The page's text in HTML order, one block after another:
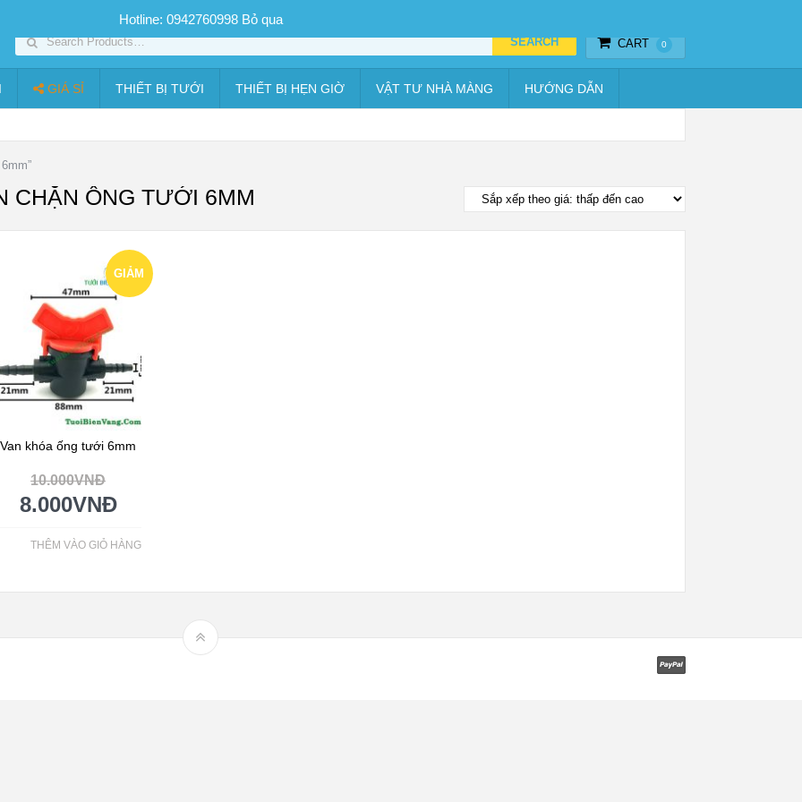
SP PHUN SƯƠNG GIÁ TỐT Bộ KIT tưới
CART 0
GIÁ SỈ THIẾT BỊ TƯỚI THIẾT BỊ HẸN GIỜ VẬT TƯ NHÀ MÀNG HƯỚNG DẪN
CHẶN ỐNG TƯỚI 6MM
GIẢM
Van khóa ống tưới 6mm
10.000VNĐ
8.000VNĐ
THÊM VÀO GIỎ HÀNG
Hotline: 0942760998 Bỏ qua